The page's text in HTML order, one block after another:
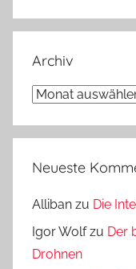
Archiv
Archiv
Neueste
Alliban zu Die
Igor Wolfzu Der
Drohnen